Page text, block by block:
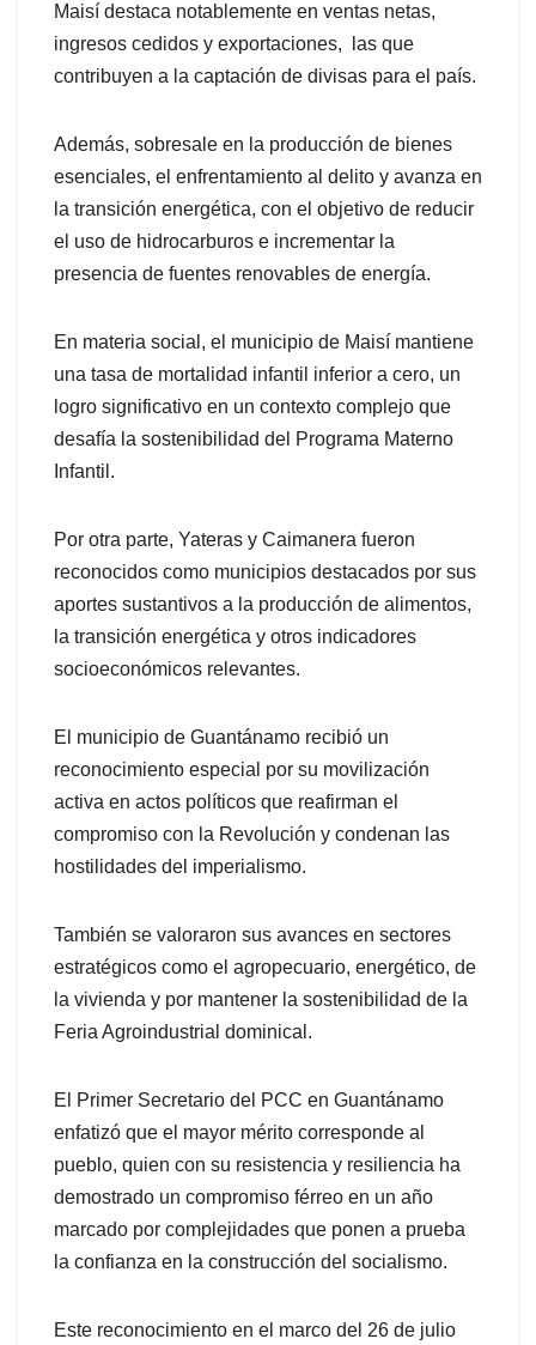
Maisí destaca notablemente en ventas netas,
ingresos cedidos y exportaciones, las que
contribuyen a la captación de divisas para el país.
Además, sobresale en la producción de bienes
esenciales, el enfrentamiento al delito y avanza en
la transición energética, con el objetivo de reducir
el uso de hidrocarburos e incrementar la
presencia de fuentes renovables de energía.
En materia social, el municipio de Maisí mantiene
una tasa de mortalidad infantil inferior a cero, un
logro significativo en un contexto complejo que
desafía la sostenibilidad del Programa Materno
Infantil.
Por otra parte, Yateras y Caimanera fueron
reconocidos como municipios destacados por sus
aportes sustantivos a la producción de alimentos,
la transición energética y otros indicadores
socioeconómicos relevantes.
El municipio de Guantánamo recibió un
reconocimiento especial por su movilización
activa en actos políticos que reafirman el
compromiso con la Revolución y condenan las
hostilidades del imperialismo.
También se valoraron sus avances en sectores
estratégicos como el agropecuario, energético, de
la vivienda y por mantener la sostenibilidad de la
Feria Agroindustrial dominical.
El Primer Secretario del PCC en Guantánamo
enfatizó que el mayor mérito corresponde al
pueblo, quien con su resistencia y resiliencia ha
demostrado un compromiso férreo en un año
marcado por complejidades que ponen a prueba
la confianza en la construcción del socialismo.
Este reconocimiento en el marco del 26 de julio